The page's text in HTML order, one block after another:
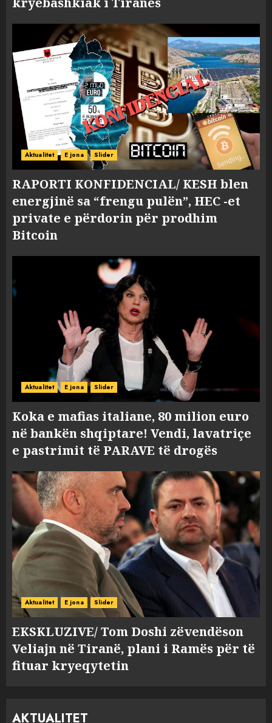
Aktualitet E jona Slider
RAPORTI KONFIDENCIAL/ KESH blen
energjinë sa “frengu pulën”, HEC -et
private e përdorin për prodhim
Bitcoin
Aktualitet E jona Slider
Koka e mafias italiane, 80 milion euro
në bankën shqiptare! Vendi, lavatriçe
e pastrimit të PARAVE të drogës
Aktualitet E jona Slider
EKSKLUZIVE/ Tom Doshi zëvendëson
Veliajn në Tiranë, plani i Ramës për të
fituar kryeqytetin
AKTUALITET